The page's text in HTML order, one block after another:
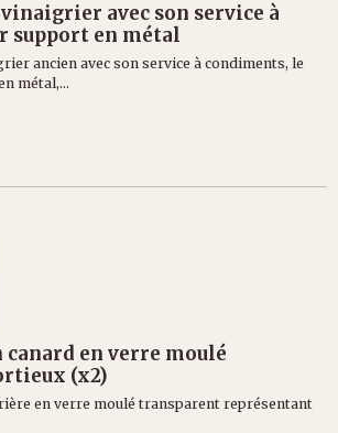
avec son service à
support en métal
ancien avec son service à condiments, le
métal,...
en verre moulé
(x2)
en verre moulé transparent représentant